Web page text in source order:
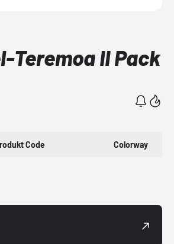
Teremoa II Pack
Code Colorway